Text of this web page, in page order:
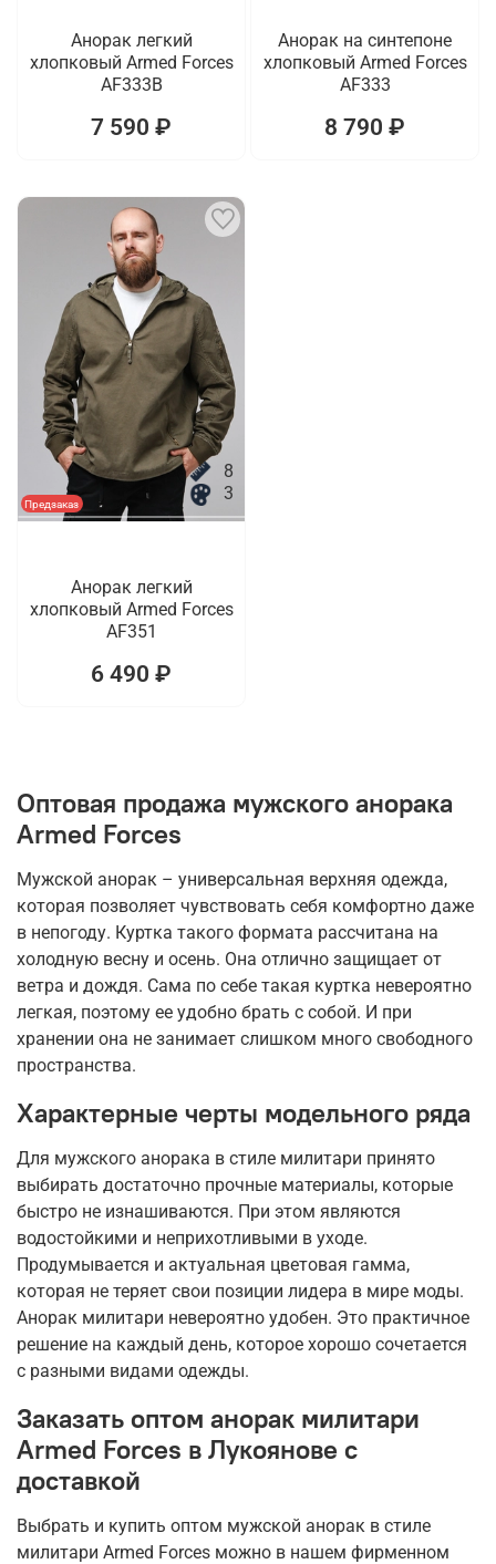
Анорак легкий
хлопковый Armed Forces
AF333B
7 590 ₽
Анорак на синтепоне
хлопковый Armed Forces
AF333
8 790 ₽
Предзаказ
8
3
Анорак легкий
хлопковый Armed Forces
AF351
6 490 ₽
Оптовая продажа мужского анорака
Armed Forces
Мужской анорак – универсальная верхняя одежда,
которая позволяет чувствовать себя комфортно даже
в непогоду. Куртка такого формата рассчитана на
холодную весну и осень. Она отлично защищает от
ветра и дождя. Сама по себе такая куртка невероятно
легкая, поэтому ее удобно брать с собой. И при
хранении она не занимает слишком много свободного
пространства.
Характерные черты модельного ряда
Для мужского анорака в стиле милитари принято
выбирать достаточно прочные материалы, которые
быстро не изнашиваются. При этом являются
водостойкими и неприхотливыми в уходе.
Продумывается и актуальная цветовая гамма,
которая не теряет свои позиции лидера в мире моды.
Анорак милитари невероятно удобен. Это практичное
решение на каждый день, которое хорошо сочетается
с разными видами одежды.
Заказать оптом анорак милитари
Armed Forces в Лукоянове с
доставкой
Выбрать и купить оптом мужской анорак в стиле
милитари Armed Forces можно в нашем фирменном